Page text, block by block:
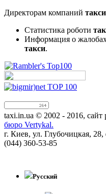
Директорам компаний такси
Статистика роботи
Информация о
такси.
taxi.in.ua © 2002 - 2016, сайт
бюро Vertykal.
г. Киев, ул. Глубочицкая,
(044) 360-53-85
Русский